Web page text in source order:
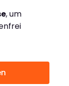
, um